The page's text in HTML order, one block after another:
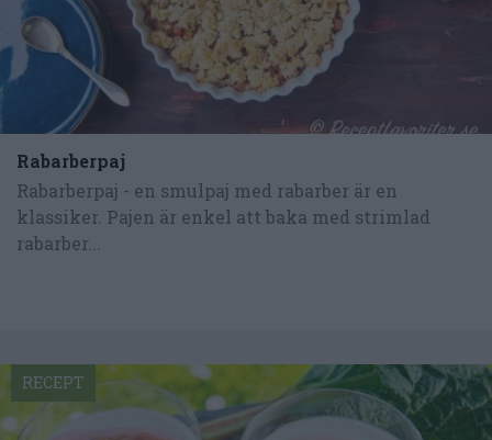
Rabarberpaj
Rabarberpaj - en smulpaj med rabarber är en
klassiker. Pajen är enkel att baka med strimlad
rabarber...
RECEPT